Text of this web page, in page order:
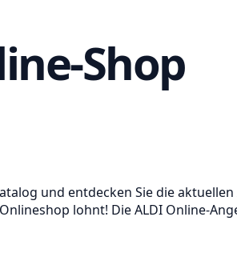
Shop
und entdecken Sie die
lohnt! Die ALDI Online-